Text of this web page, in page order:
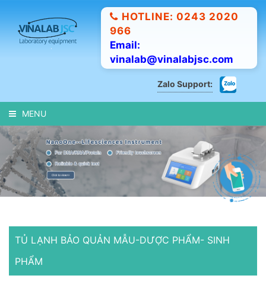
HOTLINE: 0243 2020
966
Email:
vinalab@vinalabjsc.com
Zalo Support:
MENU
TỦ LẠNH BẢO QUẢN MẪU-DƯỢC PHẨM- SINH
PHẨM